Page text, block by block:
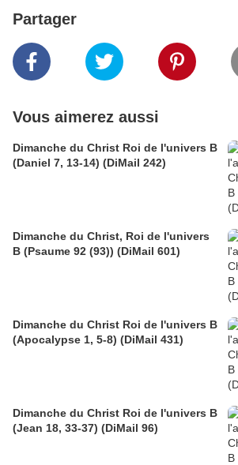
Partager
Vous aimerez aussi
Dimanche du Christ Roi de l'univers B
(Daniel 7, 13-14) (DiMail 242)
Dimanche du Christ, Roi de l'univers
B (Psaume 92 (93)) (DiMail 601)
Dimanche du Christ Roi de l'univers B
(Apocalypse 1, 5-8) (DiMail 431)
Dimanche du Christ Roi de l'univers B
(Jean 18, 33-37) (DiMail 96)